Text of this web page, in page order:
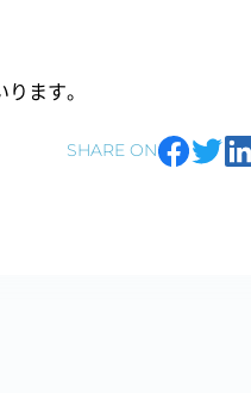
ます。
SHARE ON